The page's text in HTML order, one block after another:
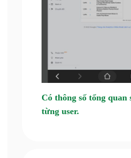
Có thông số tổng quan
từng user.